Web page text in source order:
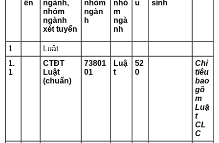
ển
ngành,
nhóm
ngành
xét tuyển
nhóm
ngàn
h
nhó
m
ngà
nh
u sinh
1
Luật
1.
1
CTĐT
Luật
(chuẩn)
73801
01
Luậ
t
52
0
Chỉ
tiêu
bao
gồ
m
Luậ
t
CL
C